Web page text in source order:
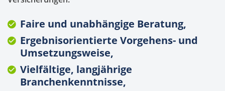
Faire und unabhängige Beratung,
Ergebnisorientierte Vorgehens- und
Umsetzungsweise,
Vielfältige, langjährige
Branchenkenntnisse,